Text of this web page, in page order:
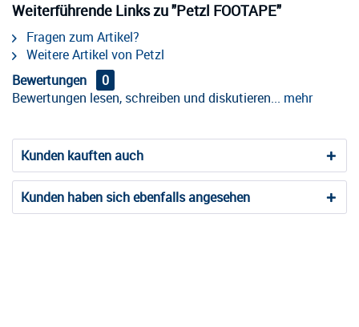
Weiterführende Links zu "Petzl FOOTAPE"
Fragen zum Artikel?
Weitere Artikel von Petzl
Bewertungen
0
Bewertungen lesen, schreiben und diskutieren... mehr
Kunden kauften auch
Kunden haben sich ebenfalls angesehen